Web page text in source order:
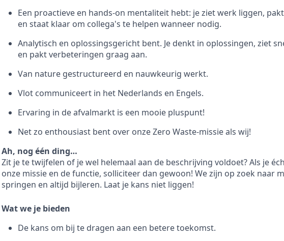
Een proactieve en hands-on mentaliteit hebt: je ziet werk liggen,
en staat klaar om collega's te helpen wanneer nodig.
Analytisch en oplossingsgericht bent. Je denkt in oplossingen, ziet
en pakt verbeteringen graag aan.
Van nature gestructureerd en nauwkeurig werkt.
Vlot communiceert in het Nederlands en Engels.
Ervaring in de afvalmarkt is een mooie pluspunt!
Net zo enthousiast bent over onze Zero Waste-missie als wij!
Ah, nog één ding…
Zit je te twijfelen of je wel helemaal aan de beschrijving voldoet? Als je
onze missie en de functie, solliciteer dan gewoon! We zijn op zoek naar
springen en altijd bijleren. Laat je kans niet liggen!
Wat we je bieden
De kans om bij te dragen aan een betere toekomst.